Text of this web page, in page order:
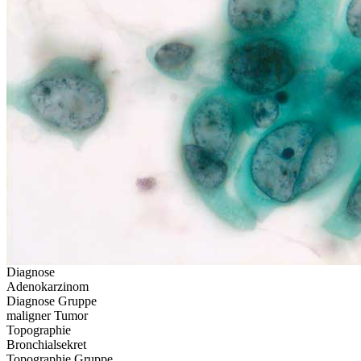
Diagnose
Adenokarzinom
Diagnose Gruppe
maligner Tumor
Topographie
Bronchialsekret